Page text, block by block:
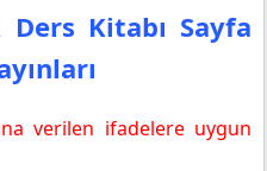
Sayfa 13 Cevapları MEB
Kitabı Sayfa
verilen ifadelere uygun